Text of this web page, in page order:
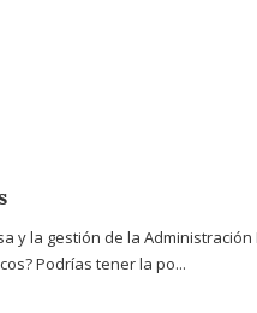
y la gestión de la Administración
Podrías tener la po...